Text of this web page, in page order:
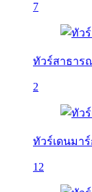
7
ทัวร์สาธาร
2
ทัวร์เดนมา
12